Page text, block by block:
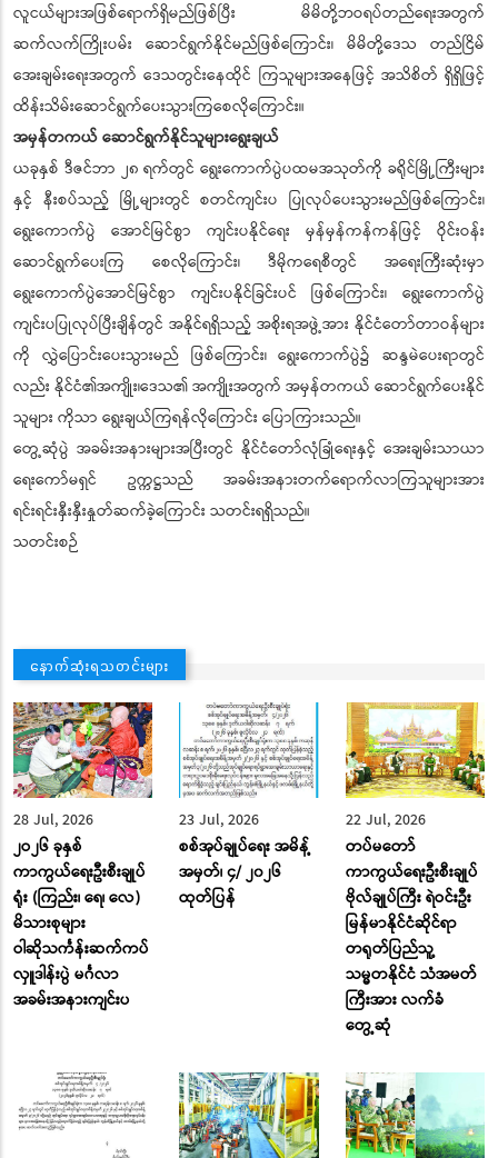
လူငယ်များအဖြစ်ရောက်ရှိမည်ဖြစ်ပြီး မိမိတို့ဘဝရပ်တည်ရေးအတွက်
ဆက်လက်ကြိုးပမ်း ဆောင်ရွက်နိုင်မည်ဖြစ်ကြောင်း၊ မိမိတို့ဒေသ တည်ငြိမ်
အေးချမ်းရေးအတွက် ဒေသတွင်းနေထိုင် ကြသူများအနေဖြင့် အသိစိတ် ရှိရှိဖြင့်
ထိန်းသိမ်းဆောင်ရွက်ပေးသွားကြစေလိုကြောင်း။
အမှန်တကယ် ဆောင်ရွက်နိုင်သူများရွေးချယ်
ယခုနှစ် ဒီဇင်ဘာ ၂၈ ရက်တွင် ရွေးကောက်ပွဲပထမအသုတ်ကို ခရိုင်မြို့ကြီးများ
နှင့် နီးစပ်သည့် မြို့များတွင် စတင်ကျင်းပ ပြုလုပ်ပေးသွားမည်ဖြစ်ကြောင်း၊
ရွေးကောက်ပွဲ အောင်မြင်စွာ ကျင်းပနိုင်ရေး မှန်မှန်ကန်ကန်ဖြင့် ဝိုင်းဝန်း
ဆောင်ရွက်ပေးကြ စေလိုကြောင်း၊ ဒီမိုကရေစီတွင် အရေးကြီးဆုံးမှာ
ရွေးကောက်ပွဲအောင်မြင်စွာ ကျင်းပနိုင်ခြင်းပင် ဖြစ်ကြောင်း၊ ရွေးကောက်ပွဲ
ကျင်းပပြုလုပ်ပြီးချိန်တွင် အနိုင်ရရှိသည့် အစိုးရအဖွဲ့အား နိုင်ငံတော်တာဝန်များ
ကို လွှဲပြောင်းပေးသွားမည် ဖြစ်ကြောင်း၊ ရွေးကောက်ပွဲ၌ ဆန္ဒမဲပေးရာတွင်
လည်း နိုင်ငံ၏အကျိုး၊ဒေသ၏ အကျိုးအတွက် အမှန်တကယ် ဆောင်ရွက်ပေးနိုင်
သူများ ကိုသာ ရွေးချယ်ကြရန်လိုကြောင်း ပြောကြားသည်။
တွေ့ဆုံပွဲ အခမ်းအနားများအပြီးတွင် နိုင်ငံတော်လုံခြုံရေးနှင့် အေးချမ်းသာယာ
ရေးကော်မရှင် ဥက္ကဋ္ဌသည် အခမ်းအနားတက်ရောက်လာကြသူများအား
ရင်းရင်းနှီးနှီးနှုတ်ဆက်ခဲ့ကြောင်း သတင်းရရှိသည်။
သတင်းစဉ်
နောက်ဆုံးရသတင်းများ
28 Jul, 2026
၂ဝ၂၆ ခုနှစ်
ကာကွယ်ရေးဦးစီးချုပ်
ရုံး (ကြည်း၊ ရေ၊ လေ)
မိသားစုများ
ဝါဆိုသင်္ကန်းဆက်ကပ်
လှူဒါန်းပွဲ မင်္ဂလာ
အခမ်းအနားကျင်းပ
23 Jul, 2026
စစ်အုပ်ချုပ်ရေး အမိန့်
အမှတ်၊ ၄/ ၂၀၂၆
ထုတ်ပြန်
22 Jul, 2026
တပ်မတော်
ကာကွယ်ရေးဦးစီးချုပ်
ဗိုလ်ချုပ်ကြီး ရဲဝင်းဦး
မြန်မာနိုင်ငံဆိုင်ရာ
တရုတ်ပြည်သူ့
သမ္မတနိုင်ငံ သံအမတ်
ကြီးအား လက်ခံ
တွေ့ဆုံ